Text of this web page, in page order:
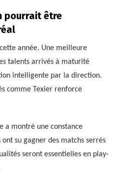
pourrait être
année. Une meilleure
talents arrivés à maturité
intelligente par la direction.
comme Texier renforce
a montré une constance
su gagner des matchs serrés
seront essentielles en play-